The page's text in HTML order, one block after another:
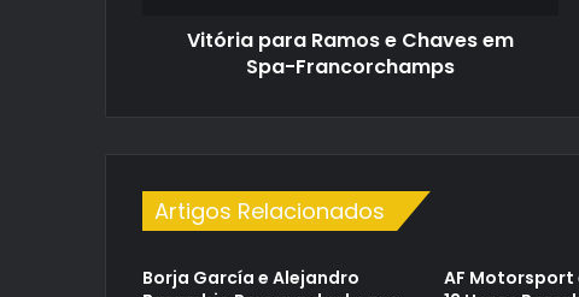
Vitória para Ramos e Chaves em
Spa-Francorchamps
Artigos Relacionados
Borja García e Alejandro
AF